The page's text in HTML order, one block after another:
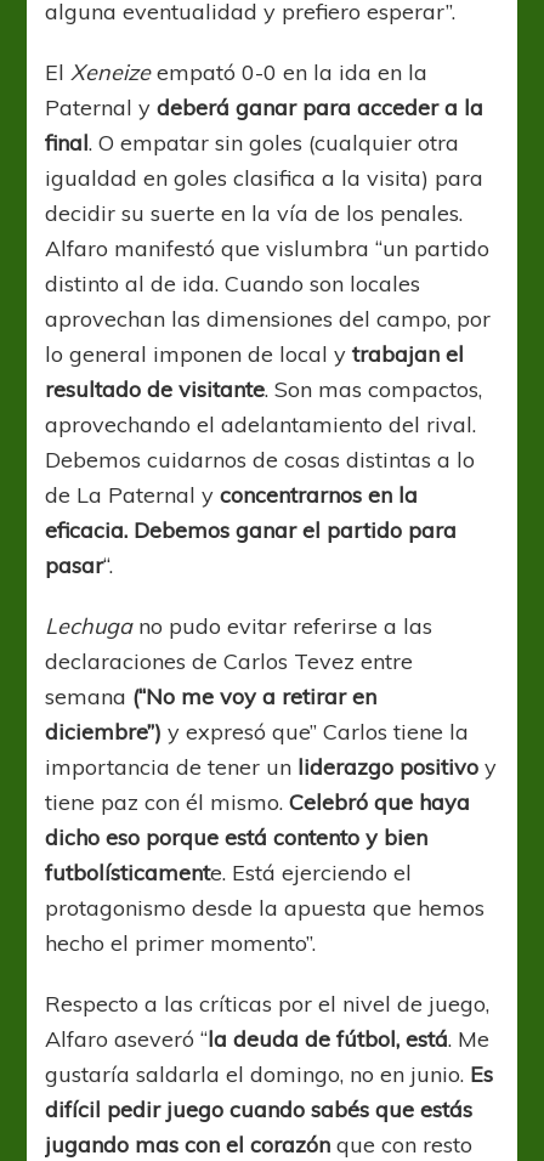
alguna eventualidad y prefiero esperar”.
ElXeneizeempató 0-0 en la ida en la
Paternal ydeberá ganar para acceder a la
final. O empatar sin goles (cualquier otra
igualdad en goles clasifica a la visita) para
decidir su suerte en la vía de los penales.
Alfaro manifestó que vislumbra “un partido
distinto al de ida. Cuando son locales
aprovechan las dimensiones del campo, por
lo general imponen de local ytrabajan el
resultado de visitante. Son mas compactos,
aprovechando el adelantamiento del rival.
Debemos cuidarnos de cosas distintas a lo
de La Paternal yconcentrarnos en la
eficacia. Debemos ganar el partido para
pasar“.
Lechugano pudo evitar referirse a las
declaraciones de Carlos Tevez entre
semana (“No me voy a retirar en
diciembre”) y expresó que” Carlos tiene la
importancia de tener un liderazgo positivo y
tiene paz con él mismo.Celebró que haya
dicho eso porque está contento y bien
futbolísticamente. Está ejerciendo el
protagonismo desde la apuesta que hemos
hecho el primer momento”.
Respecto a las críticas por el nivel de juego,
Alfaro aseveró “la deuda de fútbol, está. Me
gustaría saldarla el domingo, no en junio. Es
difícil pedir juego cuando sabés que estás
jugando mas con el corazón que con resto